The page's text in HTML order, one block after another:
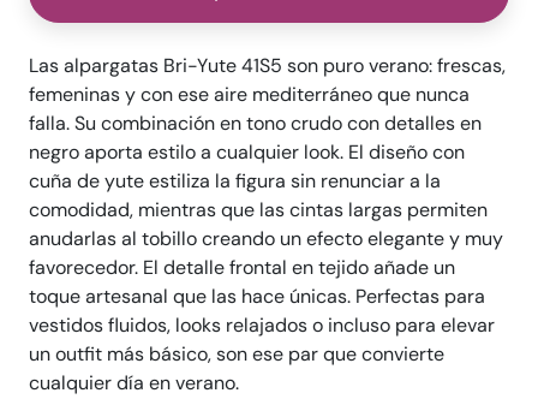
Las alpargatas Bri-Yute 41S5 son puro verano: frescas,
femeninas y con ese aire mediterráneo que nunca
falla. Su combinación en tono crudo con detalles en
negro aporta estilo a cualquier look. El diseño con
cuña de yute estiliza la figura sin renunciar a la
comodidad, mientras que las cintas largas permiten
anudarlas al tobillo creando un efecto elegante y muy
favorecedor. El detalle frontal en tejido añade un
toque artesanal que las hace únicas. Perfectas para
vestidos fluidos, looks relajados o incluso para elevar
un outfit más básico, son ese par que convierte
cualquier día en verano.